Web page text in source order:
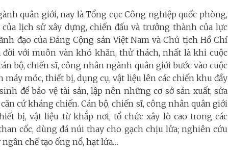
quân giới, nay là Tổng cục Công nghiệp quốc phòng,
lịch sử xây dựng, chiến đấu và trưởng thành của lực
đạo của Đảng Cộng sản Việt Nam và Chủ tịch Hồ Chí
với muôn vàn khó khăn, thử thách, nhất là khi cuộc
bộ, chiến sĩ, công nhân ngành quân giới bước vào cuộc
móc, thiết bị, dụng cụ, vật liệu lên các chiến khu đầy
để bảo vệ tài sản, lập nên những cơ sở sản xuất, sửa
cứ kháng chiến. Cán bộ, chiến sĩ, công nhân quân giới
bị, vật liệu từ khắp nơi, tổ chức xây lò cao trong các
cốc, dùng đá núi thay cho gạch chịu lửa; nghiên cứu
chế tạo ống nổ, hạt lửa…